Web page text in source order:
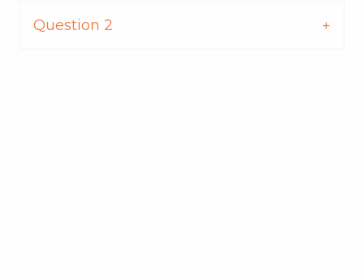
Question 2